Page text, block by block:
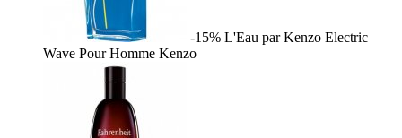
-15% L'Eau par Kenzo Electric
Wave Pour Homme Kenzo